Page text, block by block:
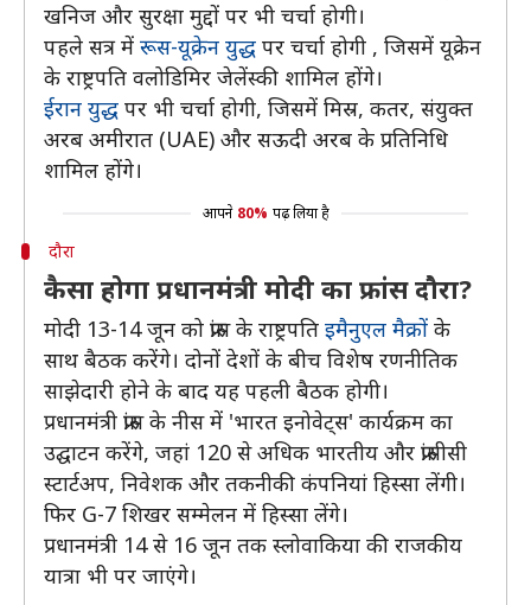
खनिज और सुरक्षा मुद्दों पर भी चर्चा होगी।
पहले सत्र में रूस-यूक्रेन युद्ध पर चर्चा होगी , जिसमें यूक्रेन
के राष्ट्रपति वलोडिमिर जेलेंस्की शामिल होंगे।
ईरान युद्ध पर भी चर्चा होगी, जिसमें मिस्र, कतर, संयुक्त
अरब अमीरात (UAE) और सऊदी अरब के प्रतिनिधि
शामिल होंगे।
आपने 80% पढ़ लिया है
दौरा
कैसा होगा प्रधानमंत्री मोदी का फ्रांस दौरा?
मोदी 13-14 जून को फ्रांस के राष्ट्रपति इमैनुएल मैक्रों के
साथ बैठक करेंगे। दोनों देशों के बीच विशेष रणनीतिक
साझेदारी होने के बाद यह पहली बैठक होगी।
प्रधानमंत्री फ्रांस के नीस में 'भारत इनोवेट्स' कार्यक्रम का
उद्घाटन करेंगे, जहां 120 से अधिक भारतीय और फ्रांसीसी
स्टार्टअप, निवेशक और तकनीकी कंपनियां हिस्सा लेंगी।
फिर G-7 शिखर सम्मेलन में हिस्सा लेंगे।
प्रधानमंत्री 14 से 16 जून तक स्लोवाकिया की राजकीय
यात्रा भी पर जाएंगे।